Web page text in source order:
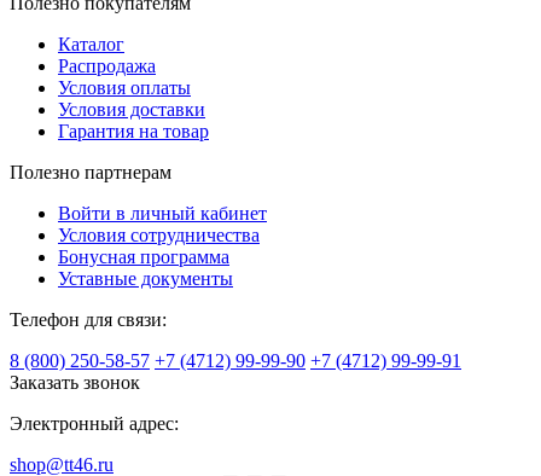
Каталог
Распродажа
Условия оплаты
Условия доставки
Гарантия на товар
Полезно партнерам
Войти в личный кабинет
Условия сотрудничества
Бонусная программа
Уставные документы
Телефон для связи:
8 (800) 250-58-57 +7 (4712) 99-99-90 +7 (4712) 99-99-91
Заказать звонок
Электронный адрес:
shop@tt46.ru